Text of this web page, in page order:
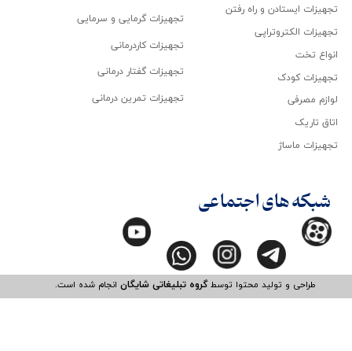
طراحی و تولید محتوا توسطگروه تبلیغاتی شایگانانجام شده است.​​​​​​​
تجهیزات ایستادن و راه رفتن
تجهیزات الکتروتراپی
انواع تخت
تجهیزات کودک
لوازم مصرفی
اتاق تاریک
تجهیزات ماساژ
تجهیزات گرمایی و سرمایی
تجهیزات کاردرمانی
تجهیزات گفتار درمانی
تجهیزات تمرین درمانی
شبکه های اجتماعی